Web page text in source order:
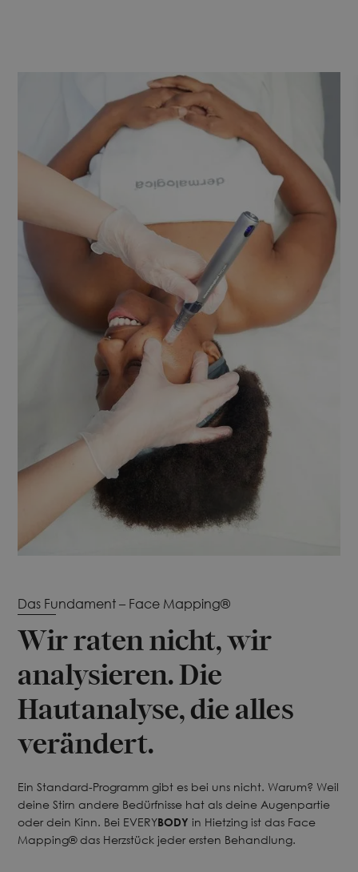
Das Fundament – Face Mapping®
Wir raten nicht, wir
analysieren. Die
Hautanalyse, die alles
verändert.
Ein Standard-Programm gibt es bei uns nicht. Warum? Weil
deine Stirn andere Bedürfnisse hat als deine Augenpartie
oder dein Kinn. Bei EVERYBODY in Hietzing ist das Face
Mapping® das Herzstück jeder ersten Behandlung.